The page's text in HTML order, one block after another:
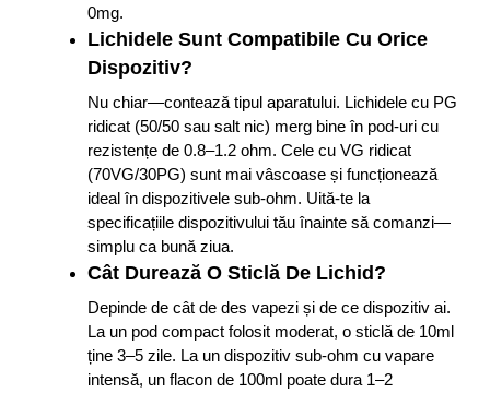
0mg.
Lichidele Sunt Compatibile Cu Orice
Dispozitiv?
Nu chiar—contează tipul aparatului. Lichidele cu PG
ridicat (50/50 sau salt nic) merg bine în pod-uri cu
rezistențe de 0.8–1.2 ohm. Cele cu VG ridicat
(70VG/30PG) sunt mai vâscoase și funcționează
ideal în dispozitivele sub-ohm. Uită-te la
specificațiile dispozitivului tău înainte să comanzi—
simplu ca bună ziua.
Cât Durează O Sticlă De Lichid?
Depinde de cât de des vapezi și de ce dispozitiv ai.
La un pod compact folosit moderat, o sticlă de 10ml
ține 3–5 zile. La un dispozitiv sub-ohm cu vapare
intensă, un flacon de 100ml poate dura 1–2